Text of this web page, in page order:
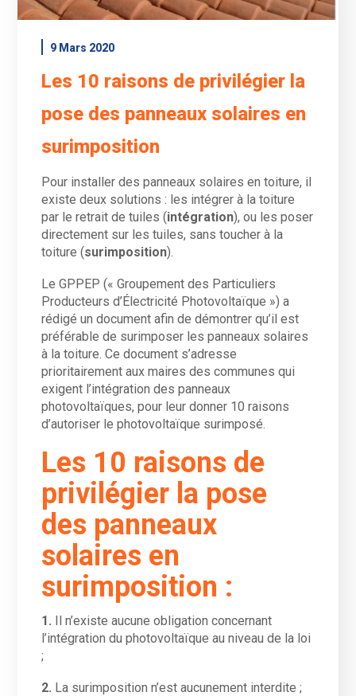
9 Mars 2020
Les 10 raisons de privilégier la
pose des panneaux solaires en
surimposition
Pour installer des panneaux solaires en toiture, il
existe deux solutions : les intégrer à la toiture
par le retrait de tuiles (intégration), ou les poser
directement sur les tuiles, sans toucher à la
toiture (surimposition).
Le GPPEP (« Groupement des Particuliers
Producteurs d’Électricité Photovoltaïque ») a
rédigé un document afin de démontrer qu’il est
préférable de surimposer les panneaux solaires
à la toiture. Ce document s’adresse
prioritairement aux maires des communes qui
exigent l’intégration des panneaux
photovoltaïques, pour leur donner 10 raisons
d’autoriser le photovoltaïque surimposé.
Les 10 raisons de
privilégier la pose
des panneaux
solaires en
surimposition :
1. Il n’existe aucune obligation concernant
l’intégration du photovoltaïque au niveau de la loi
;
2. La surimposition n’est aucunement interdite ;